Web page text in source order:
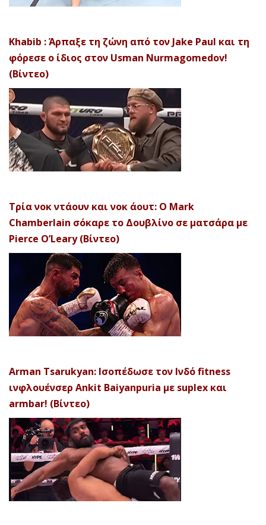
Khabib : Άρπαξε τη ζώνη από τον Jake Paul και τη
φόρεσε ο ίδιος στον Usman Nurmagomedov!
(Βίντεο)
Τρία νοκ ντάουν και νοκ άουτ: Ο Mark
Chamberlain σόκαρε το Δουβλίνο σε ματσάρα με
Pierce O’Leary (Βίντεο)
Arman Tsarukyan: Ισοπέδωσε τον Ινδό fitness
ινφλουένσερ Ankit Baiyanpuria με suplex και
armbar! (Βίντεο)